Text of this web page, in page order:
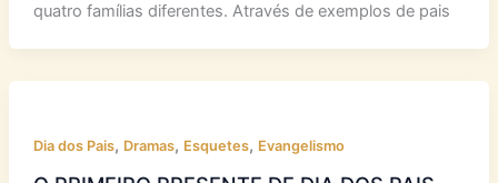
quatro famílias diferentes. Através de exemplos de pais
Dia dos Pais, Dramas, Esquetes, Evangelismo